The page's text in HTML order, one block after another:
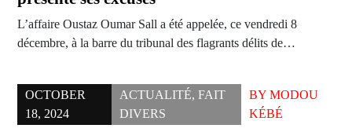
L’affaire Oustaz Oumar Sall a été appelée, ce vendredi 8
décembre, à la barre du tribunal des flagrants délits de…
OCTOBER
18, 2024
ACTUALITÉ,FAIT
DIVERS
BYMODOU
KÉBÉ